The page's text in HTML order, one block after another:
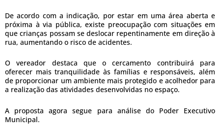
De acordo com a indicação, por estar em uma área aberta e
próxima à via pública, existe preocupação com situações em
que crianças possam se deslocar repentinamente em direção à
rua, aumentando o risco de acidentes.
O vereador destaca que o cercamento contribuirá para
oferecer mais tranquilidade às famílias e responsáveis, além
de proporcionar um ambiente mais protegido e acolhedor para
a realização das atividades desenvolvidas no espaço.
A proposta agora segue para análise do Poder Executivo
Municipal.